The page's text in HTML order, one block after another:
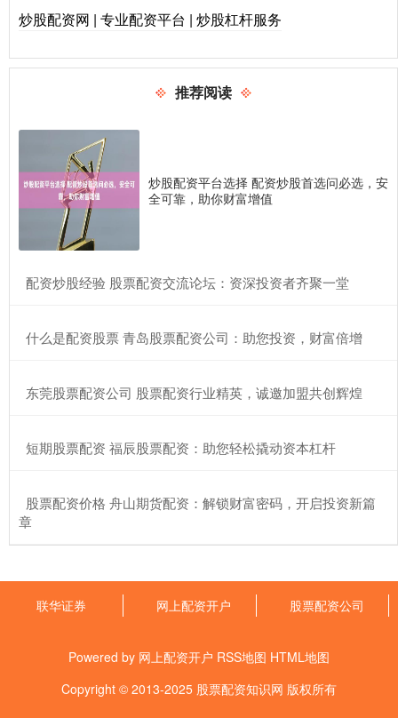
炒股配资网 | 专业配资平台 | 炒股杠杆服务
推荐阅读
炒股配资平台选择 配资炒股首选问必选，安
全可靠，助你财富增值
​配资炒股经验 股票配资交流论坛：资深投资者齐聚一堂
​什么是配资股票 青岛股票配资公司：助您投资，财富倍增
​东莞股票配资公司 股票配资行业精英，诚邀加盟共创辉煌
​短期股票配资 福辰股票配资：助您轻松撬动资本杠杆
​股票配资价格 舟山期货配资：解锁财富密码，开启投资新篇
章
联华证券 网上配资开户 股票配资公司
Powered by 网上配资开户 RSS地图 HTML地图
Copyright © 2013-2025 股票配资知识网 版权所有